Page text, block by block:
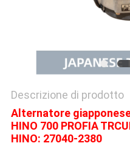
Descrizione di prodotto
Alternatore
HINO 700 PROFIA
HINO: 27040-2380